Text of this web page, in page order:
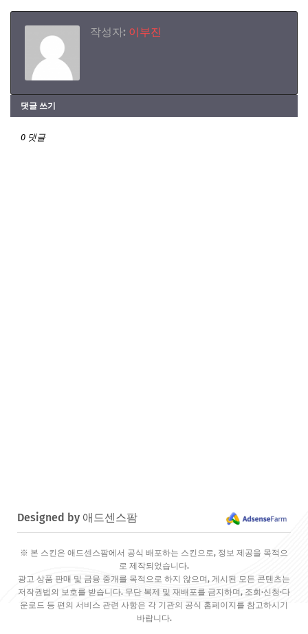
작성자: 이부진
댓글 쓰기
0 댓글
Designed by 애드센스팜
※ 본 스킨은 애드센스팜에서 공식 배포하는 스킨으로, 정보 제공을 목적으
로 제작되었습니다.
광고 상품 판매 및 금융 중개를 목적으로 하지 않으며, 게시된 모든 콘텐츠는
저작권법의 보호를 받습니다. 무단 복제 및 재배포를 금지하며, 조회·신청·다
운로드 등 편의 서비스 관련 사항은 각 기관의 공식 홈페이지를 참고하시기
바랍니다.